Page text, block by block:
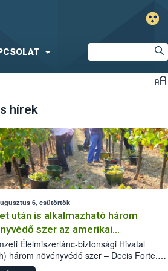
hírek
6, csütörtök
után is alkalmazható három
szer az amerikai
ellen
Élelmiszerlánc-biztonsági Hivatal
három növényvédő szer – Decis Forte,
24 EW, Oroganic – engedélyokiratát